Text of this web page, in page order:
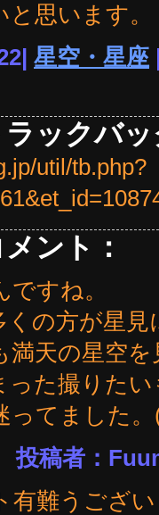
思います。
星空・星座
ックバッ
util/tb.php?
ント：
すね。
くの方が星
満天の星空
った撮りた
ってました
投稿者：
有難うござ